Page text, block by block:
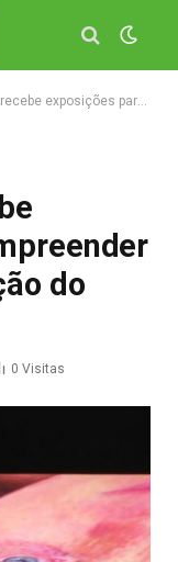
o tempo e preservação do meio ambiente
do
0 Visitas